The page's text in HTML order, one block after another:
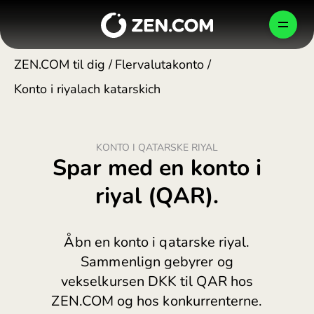
content
Danmark (Dansk)
България (Български)
Danmark (Dansk)
Deutschland (Deutsch)
Ελλάδα (Ελληνικά)
PERSONLIG ERHVERV
Shop smartere
Send, betal, veksling
Rejs bedre
Gå til krypto
Erhvervskonto
Globale betalinger
Kortudstedelse
Krypto
Sådan beskytter vi dine penge
Newsroom
Careers
Blog
ZEN.COM til dig / Flervalutakonto/
Konto i riyalach katarskich
KONTO I QATARSKE RIYAL
Spar med en konto i
riyal (QAR).
Åbn en konto i qatarske riyal.
Sammenlign gebyrer og
vekselkursen DKK til QAR hos
ZEN.COM og hos konkurrenterne.